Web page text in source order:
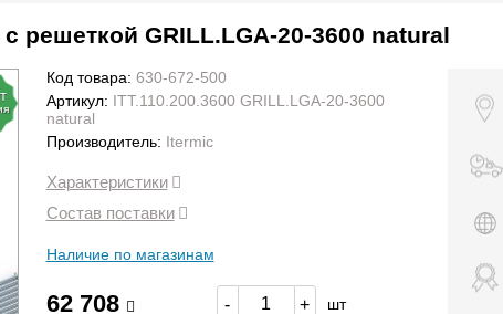
решеткой GRILL.LGA-20-3600 natural
Код товара: 630-672-500
Артикул: ITT.110.200.3600 GRILL.LGA-20-3600
natural
Производитель: Itermic
Характеристики
Состав поставки
Наличие по магазинам
62 708 - + шт